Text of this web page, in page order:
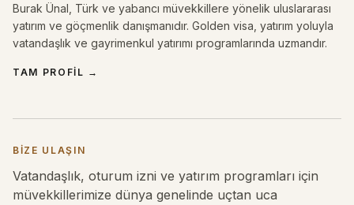
Burak Ünal, Türk ve yabancı müvekkillere yönelik uluslararası
yatırım ve göçmenlik danışmanıdır. Golden visa, yatırım yoluyla
vatandaşlık ve gayrimenkul yatırımı programlarında uzmandır.
TAM PROFIL →
BIZE ULAŞIN
Vatandaşlık, oturum izni ve yatırım programları için
müvekkillerimize dünya genelinde uçtan uca